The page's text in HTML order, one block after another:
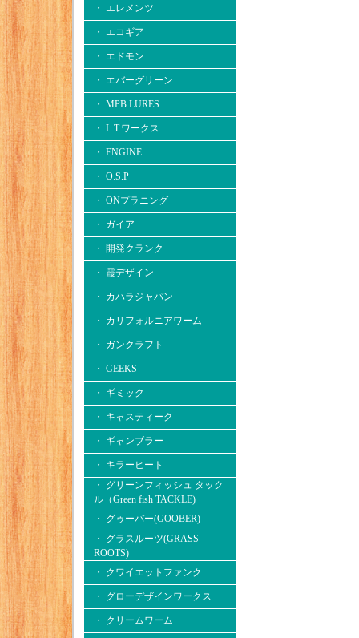
・ エレメンツ
・ エコギア
・ エドモン
・ エバーグリーン
・ MPB LURES
・ L.T.ワークス
・ ENGINE
・ O.S.P
・ ONプラニング
・ ガイア
・ 開発クランク
・ 霞デザイン
・ カハラジャパン
・ カリフォルニアワーム
・ ガンクラフト
・ GEEKS
・ ギミック
・ キャスティーク
・ ギャンブラー
・ キラーヒート
・ グリーンフィッシュ タック
ル（Green fish TACKLE)
・ グゥーバー(GOOBER)
・ グラスルーツ(GRASS
ROOTS)
・ クワイエットファンク
・ グローデザインワークス
・ クリームワーム